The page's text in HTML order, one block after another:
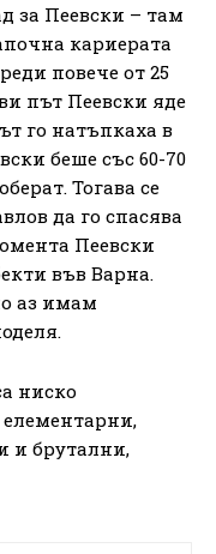
за Пеевски – там
кариерата
повече от 25
път Пеевски яде
го натъпкаха в
беше със 60-70
Тогава се
да го спасява
Пеевски
във Варна.
аз имам
ниско
елементарни,
и брутални,